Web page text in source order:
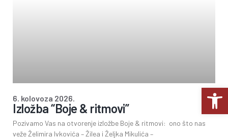
Izložba “Boje & ritmovi”
Pozivamo Vas na otvorenje izložbe Boje & ritmovi: ono što nas
veže Želimira Ivkovića – Žilea i Željka Mikulića –
6. kolovoza 2026.